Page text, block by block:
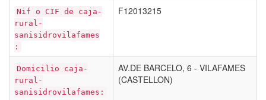
Nif o CIF de caja-
rural-
sanisidrovilafames
:
F12013215
Domicilio caja-
rural-
sanisidrovilafames:
AV.DE BARCELO, 6 - VILAFAMES
(CASTELLON)